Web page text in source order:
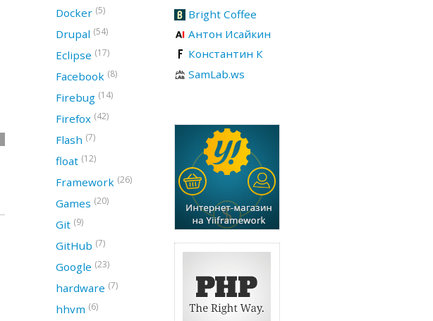
Bright Coffee
Антон Исайкин
Константин К
SamLab.ws
Docker (5)
Drupal (54)
Eclipse (17)
Facebook (8)
Firebug (14)
Firefox (42)
Flash (7)
float (12)
Framework (26)
Games (20)
Git (9)
GitHub (7)
Google (23)
hardware (7)
hhvm (6)